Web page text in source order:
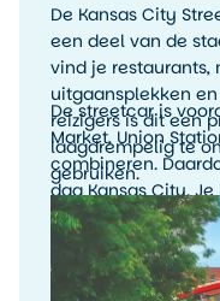
De Kansas City
een deel van de
vind je restaurants,
uitgaansplekken
reizigers is dit een
laagdrempelig te
gebruiken.
De streetcar is
Market, Union
combineren.
dag Kansas City.
kunt onderweg
rondkijken.